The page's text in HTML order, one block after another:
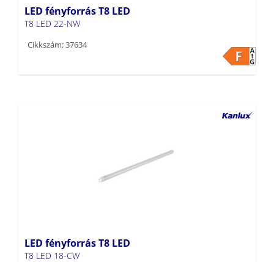
LED fényforrás T8 LED
T8 LED 22-NW
Cikkszám: 37634
LED fényforrás T8 LED
T8 LED 18-CW